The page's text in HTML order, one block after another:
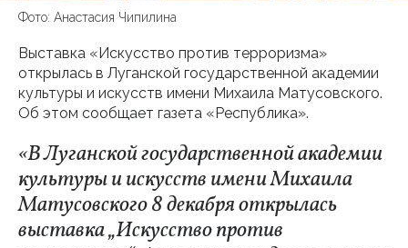
Фото: Анастасия Чипилина
Выставка «Искусство против терроризма»
открылась в Луганской государственной академии
культуры и искусств имени Михаила Матусовского.
Об этом сообщает газета «Республика».
«В Луганской государственной академии
культуры и искусств имени Михаила
Матусовского 8 декабря открылась
выставка „Искусство против